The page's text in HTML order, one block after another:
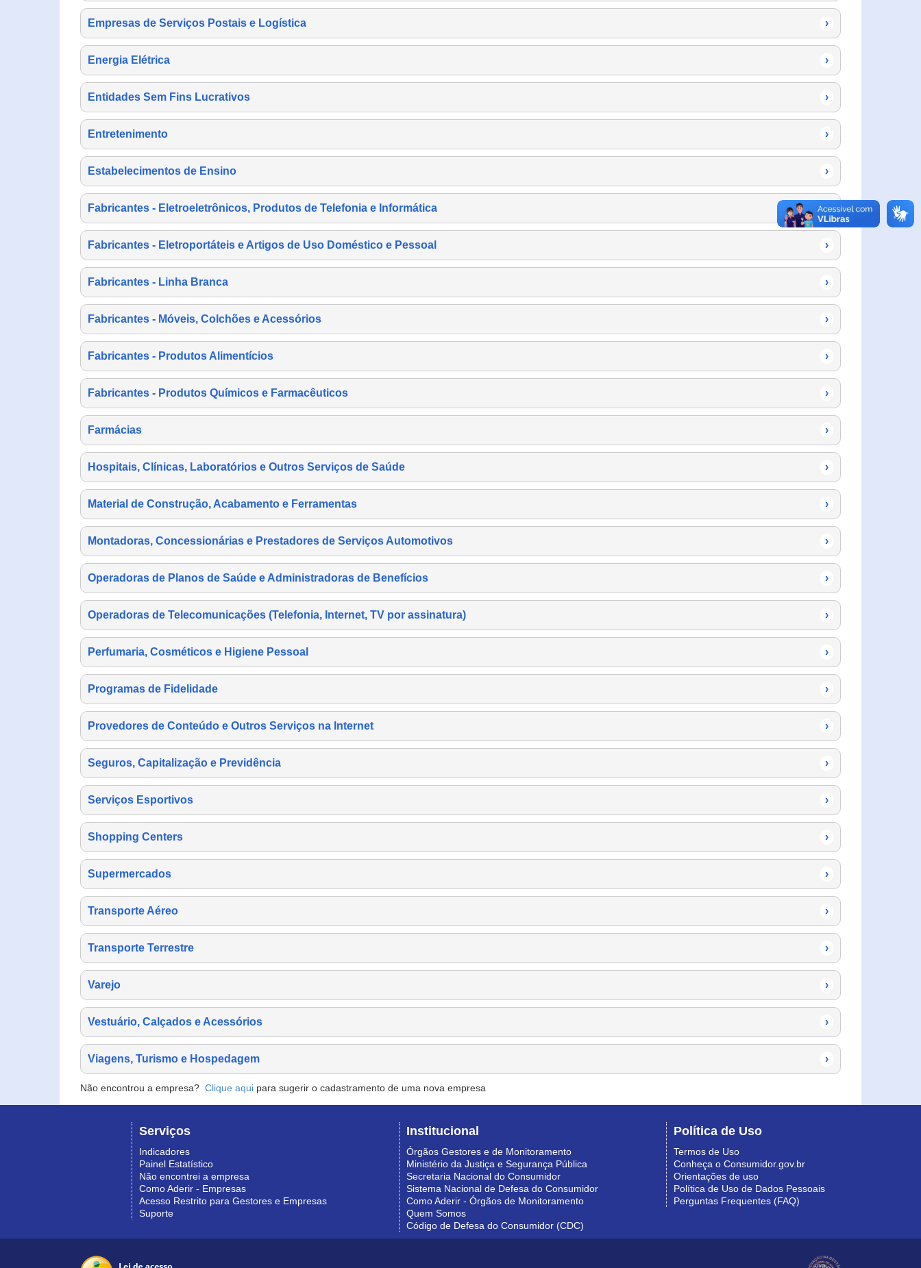
Empresas de Serviços Postais e Logística ›
Energia Elétrica ›
Entidades Sem Fins Lucrativos ›
Entretenimento ›
Estabelecimentos de Ensino ›
Fabricantes - Eletroeletrônicos, Produtos de Telefonia e Informática ›
Fabricantes - Eletroportáteis e Artigos de Uso Doméstico e Pessoal ›
Fabricantes - Linha Branca ›
Fabricantes - Móveis, Colchões e Acessórios ›
Fabricantes - Produtos Alimentícios ›
Fabricantes - Produtos Químicos e Farmacêuticos ›
Farmácias ›
Hospitais, Clínicas, Laboratórios e Outros Serviços de Saúde ›
Material de Construção, Acabamento e Ferramentas ›
Montadoras, Concessionárias e Prestadores de Serviços Automotivos ›
Operadoras de Planos de Saúde e Administradoras de Benefícios ›
Operadoras de Telecomunicações (Telefonia, Internet, TV por assinatura) ›
Perfumaria, Cosméticos e Higiene Pessoal ›
Programas de Fidelidade ›
Provedores de Conteúdo e Outros Serviços na Internet ›
Seguros, Capitalização e Previdência ›
Serviços Esportivos ›
Shopping Centers ›
Supermercados ›
Transporte Aéreo ›
Transporte Terrestre ›
Varejo ›
Vestuário, Calçados e Acessórios ›
Viagens, Turismo e Hospedagem ›
Não encontrou a empresa? Clique aqui para sugerir o cadastramento de uma nova empresa
Serviços
Indicadores
Painel Estatístico
Não encontrei a empresa
Como Aderir - Empresas
Acesso Restrito para Gestores e Empresas
Suporte
Institucional
Órgãos Gestores e de Monitoramento
Ministério da Justiça e Segurança Pública
Secretaria Nacional do Consumidor
Sistema Nacional de Defesa do Consumidor
Como Aderir - Órgãos de Monitoramento
Quem Somos
Código de Defesa do Consumidor (CDC)
Política de Uso
Termos de Uso
Conheça o Consumidor.gov.br
Orientações de uso
Política de Uso de Dados Pessoais
Perguntas Frequentes (FAQ)